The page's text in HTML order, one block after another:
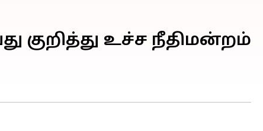
குறித்து உச்ச நீதிமன்றம்